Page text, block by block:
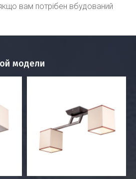
вам потрібен вбудований
модели